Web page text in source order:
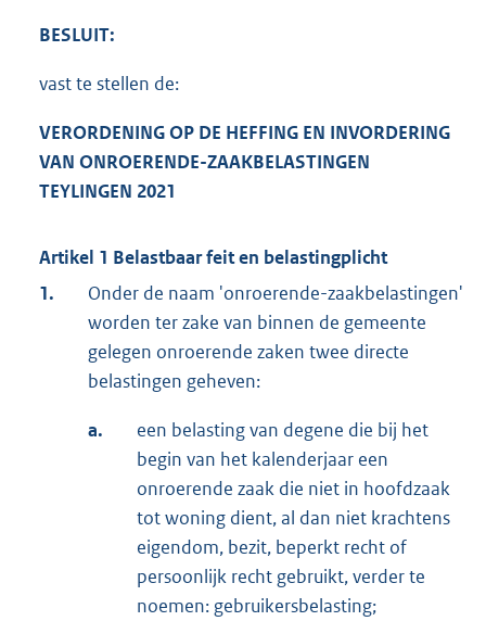
BESLUIT:
vast te stellen de:
VERORDENING OP DE HEFFING EN INVORDERING
VAN ONROERENDE-ZAAKBELASTINGEN
TEYLINGEN 2021
Artikel 1 Belastbaar feit en belastingplicht
1.
Onder de naam 'onroerende-zaakbelastingen'
worden ter zake van binnen de gemeente
gelegen onroerende zaken twee directe
belastingen geheven:
a.
een belasting van degene die bij het
begin van het kalenderjaar een
onroerende zaak die niet in hoofdzaak
tot woning dient, al dan niet krachtens
eigendom, bezit, beperkt recht of
persoonlijk recht gebruikt, verder te
noemen: gebruikersbelasting;